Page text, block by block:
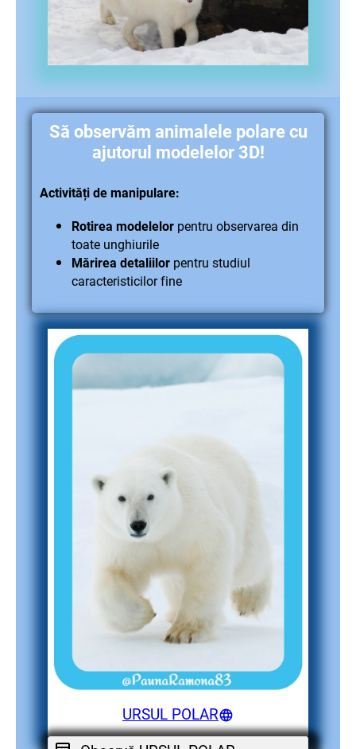
Să observăm animalele polare cu
ajutorul modelelor 3D!
Activități de manipulare:
Rotirea modelelor pentru observarea din
toate unghiurile
Mărirea detaliilor pentru studiul
caracteristicilor fine
URSUL POLAR